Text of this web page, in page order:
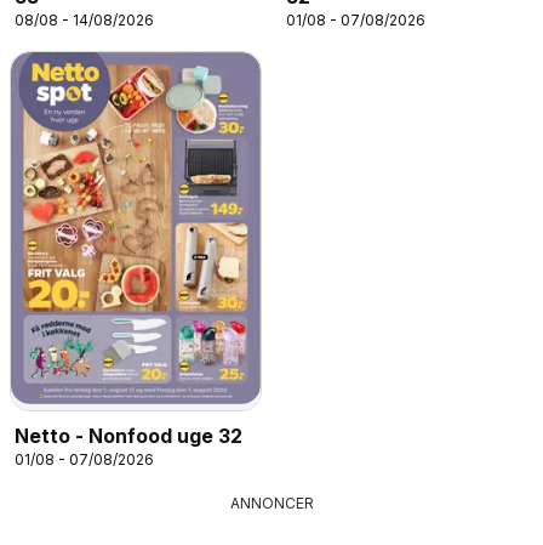
08/08 - 14/08/2026 01/08 - 07/08/2026
Netto - Nonfood uge 32
01/08 - 07/08/2026
ANNONCER